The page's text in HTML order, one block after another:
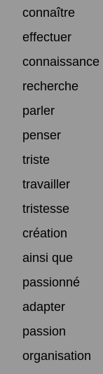
connaître
effectuer
connaissance
recherche
parler
penser
triste
travailler
tristesse
création
ainsi que
passionné
adapter
passion
organisation